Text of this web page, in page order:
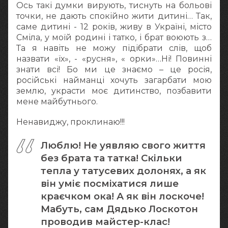
Ось такі думки вирують, тиснуть на больові
точки, не дають спокійно жити дитині… Так,
саме дитині - 12 років, живу в Україні, місто
Сміла, у моїй родині і татко, і брат воюють з…
Та я навіть не можу підібрати слів, щоб
назвати «їх», - «русня», « орки»…Ні! Повинні
знати всі! Бо ми це знаємо – це росія,
російські найманці хочуть загарбати мою
землю, украсти моє дитинство, позбавити
мене майбутнього.
Ненавиджу, проклинаю!!!
Люблю! Не уявляю свого життя
без брата та татка! Скільки
тепла у татусевих долонях, а як
він уміє посміхатися лише
краєчком ока! А як він лоскоче!
Мабуть, сам Дядько Лоскотон
проводив майстер-клас!